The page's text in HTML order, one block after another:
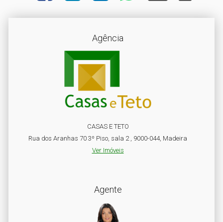
Agência
CASAS E TETO
Rua dos Aranhas 70 3º Piso, sala 2 , 9000-044, Madeira
Ver Imóveis
Agente